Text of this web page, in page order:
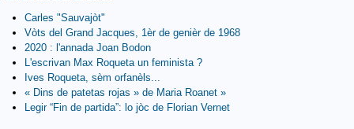
Carles "Sauvajòt"
Vòts del Grand Jacques, 1èr de genièr de 1968
2020 : l'annada Joan Bodon
L'escrivan Max Roqueta un feminista ?
Ives Roqueta, sèm orfanèls...
« Dins de patetas rojas » de Maria Roanet »
Legir “Fin de partida”: lo jòc de Florian Vernet